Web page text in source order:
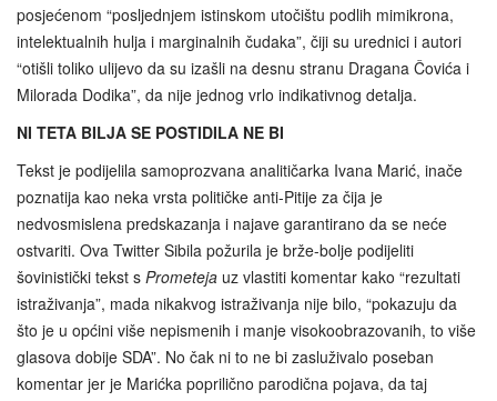
posjećenom “posljednjem istinskom utočištu podlih mimikrona,
intelektualnih hulja i marginalnih čudaka”, čiji su urednici i autori
“otišli toliko ulijevo da su izašli na desnu stranu Dragana Čovića i
Milorada Dodika”, da nije jednog vrlo indikativnog detalja.
NI TETA BILJA SE POSTIDILA NE BI
Tekst je podijelila samoprozvana analitičarka Ivana Marić, inače
poznatija kao neka vrsta političke anti-Pitije za čija je
nedvosmislena predskazanja i najave garantirano da se neće
ostvariti. Ova Twitter Sibila požurila je brže-bolje podijeliti
šovinistički tekst s Prometeja uz vlastiti komentar kako “rezultati
istraživanja”, mada nikakvog istraživanja nije bilo, “pokazuju da
što je u općini više nepismenih i manje visokoobrazovanih, to više
glasova dobije SDA”. No čak ni to ne bi zasluživalo poseban
komentar jer je Marićka poprilično parodična pojava, da taj